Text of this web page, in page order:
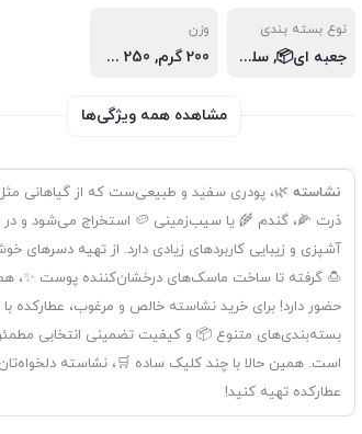
نوع بسته بندی
جعبه ای📦, سلفونی🛍️
وزن
200 گرم, 250 گرم, 60 گرم, جعبه ای📦(200 گرم), سلفونی🛍 (60گرم), سلفونی🛍(250 گرم)
مشاهده همه ویژگی‌ها
نشاسته 🌿، پودری سفید و طبیعی‌ست که از گیاهانی
ذرت 🌽، گندم 🌾 یا سیب‌زمینی 🥔 استخراج می‌شود و در
آشپزی و زیبایی کاربردهای زیادی دارد. از تهیه دسرهای
🍮 گرفته تا ساخت ماسک‌های درخشان‌کننده پوست ✨،
حضور دارد! برای خرید نشاسته خالص و مرغوب، عطارکده با
بسته‌بندی‌های متنوع 📦 و کیفیت تضمینی انتخابی
است. همین حالا با چند کلیک ساده 🛒، نشاسته دلخواه‌تان
عطارکده تهیه کنید!